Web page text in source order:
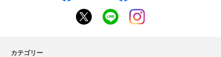
カテゴリー